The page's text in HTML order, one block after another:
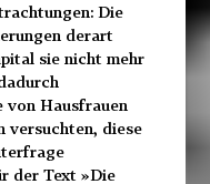
Die
derart
sie nicht mehr
von Hausfrauen
versuchten, diese
der Text »Die